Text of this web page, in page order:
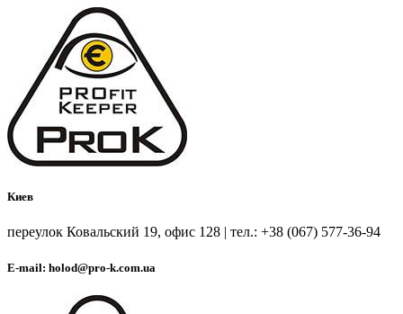
Киев
переулок Ковальский 19, офис 128 | тел.: +38 (067) 577-36-94
E-mail: holod@pro-k.com.ua